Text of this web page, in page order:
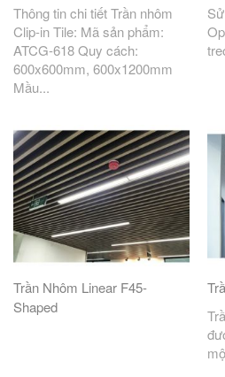
Thông tin chi tiết Trần nhôm
Clip-in Tile: Mã sản phẩm:
ATCG-618 Quy cách:
600x600mm, 600x1200mm
Mầu...
Trần Nhôm Linear F45-
Shaped